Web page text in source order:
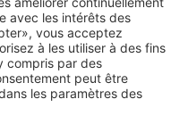
Protection des données
Déclaration
d'accessibilité